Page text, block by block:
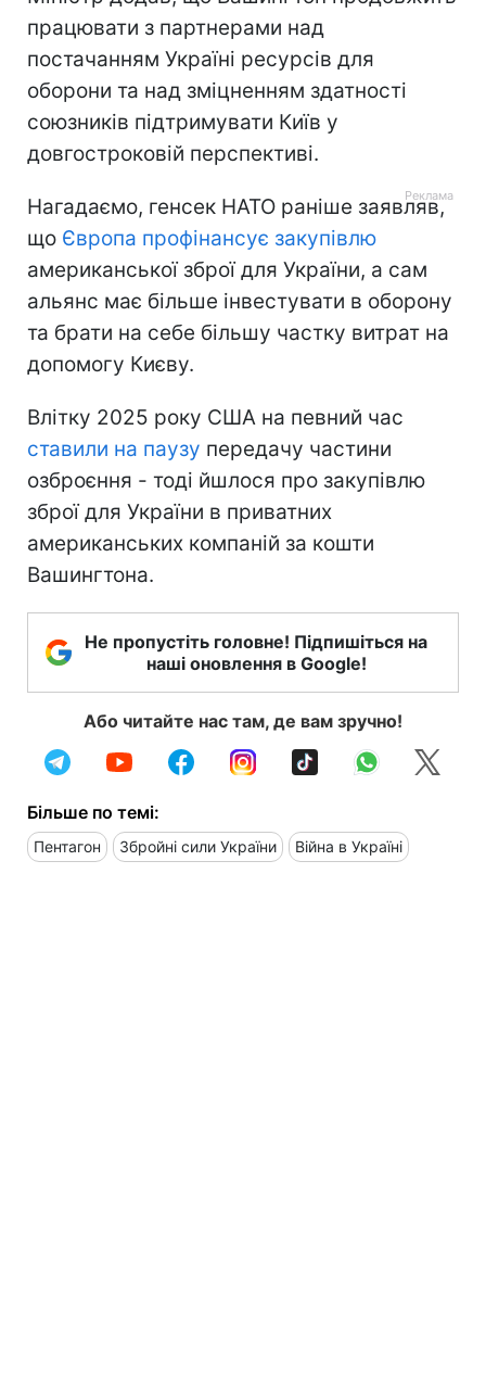
працювати з партнерами над
постачанням Україні ресурсів для
оборони та над зміцненням здатності
союзників підтримувати Київ у
довгостроковій перспективі.
Нагадаємо, генсек НАТО раніше заявляв,
що Європа профінансує закупівлю
американської зброї для України, а сам
альянс має більше інвестувати в оборону
та брати на себе більшу частку витрат на
допомогу Києву.
Влітку 2025 року США на певний час
ставили на паузу передачу частини
озброєння - тоді йшлося про закупівлю
зброї для України в приватних
американських компаній за кошти
Вашингтона.
Не пропустіть головне! Підпишіться на
наші оновлення в Google!
Або читайте нас там, де вам зручно!
Більше по темі:
Пентагон Збройні сили України Війна в Україні